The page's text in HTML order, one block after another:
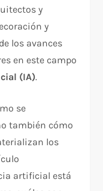
y
y
los avances
en este campo
(IA).
se
también cómo
los
artificial está